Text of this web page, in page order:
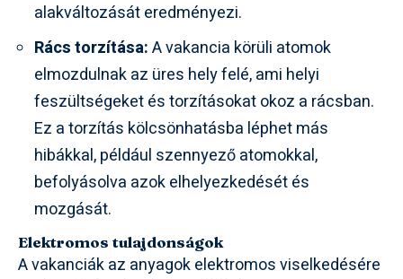
alakváltozását eredményezi.
Rács torzítása:A vakancia körüli atomok
elmozdulnak az üres hely felé, ami helyi
feszültségeket és torzításokat okoz a rácsban.
Ez a torzítás kölcsönhatásba léphet más
hibákkal, például szennyező atomokkal,
befolyásolva azok elhelyezkedését és
mozgását.
Elektromos tulajdonságok
A vakanciák az anyagok elektromos viselkedésére